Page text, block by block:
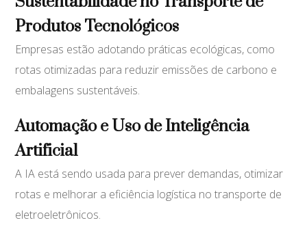
Produtos Tecnológicos
Empresas estão adotando práticas ecológicas, como
rotas otimizadas para reduzir emissões de carbono e
embalagens sustentáveis.
Automação e Uso de Inteligência
Artificial
A IA está sendo usada para prever demandas, otimizar
rotas e melhorar a eficiência logística no transporte de
eletroeletrônicos.